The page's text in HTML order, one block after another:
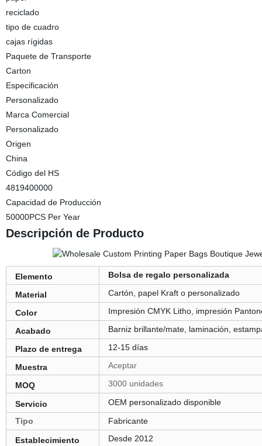
reciclado
tipo de cuadro
cajas rígidas
Paquete de Transporte
Carton
Especificación
Personalizado
Marca Comercial
Personalizado
Origen
China
Código del HS
4819400000
Capacidad de Producción
50000PCS Per Year
Descripción de Producto
Elemento Bolsa de regalo personalizada
Material Cartón, papel Kraft o personalizado
Color Impresión CMYK Litho, impresión
Acabado Barniz brillante/mate, laminación,
Plazo de entrega 12-15 días
Muestra Aceptar
MOQ 3000 unidades
Servicio
OEM personalizado disponible
Tipo
Fabricante
Establecimiento Desde 2012